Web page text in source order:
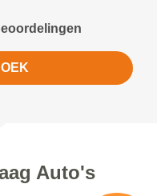
Auto's